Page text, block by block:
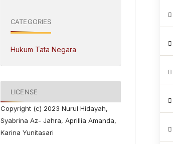
CATEGORIES
Hukum Tata Negara
LICENSE
Copyright (c) 2023 Nurul Hidayah,
Syabrina Az- Jahra, Aprillia Amanda,
Karina Yunitasari